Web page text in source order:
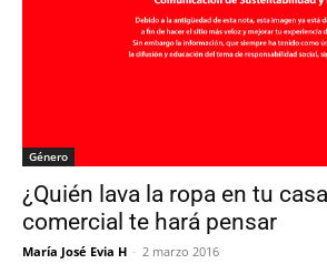
Género
¿Quién lava la ropa en tu
comercial te hará pensar
María José Evia H - 2 marzo 2016